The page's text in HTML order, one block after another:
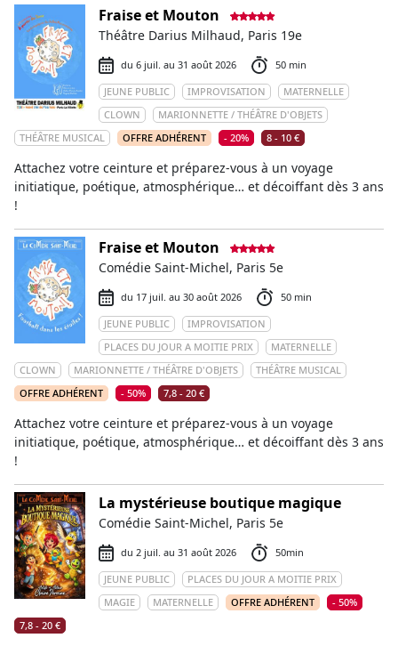
Fraise et Mouton
Théâtre Darius Milhaud, Paris 19e
du 6 juil. au 31 août 2026
50 min
JEUNE PUBLIC
IMPROVISATION
MATERNELLE
CLOWN
MARIONNETTE / THÉÂTRE D'OBJETS
THÉÂTRE MUSICAL
OFFRE ADHÉRENT - 20% 8 - 10 €
Attachez votre ceinture et préparez-vous à un voyage
initiatique, poétique, atmosphérique… et décoiffant dès 3 ans
!
Fraise et Mouton
Comédie Saint-Michel, Paris 5e
du 17 juil. au 30 août 2026
50 min
JEUNE PUBLIC
IMPROVISATION
PLACES DU JOUR A MOITIE PRIX
MATERNELLE
CLOWN
MARIONNETTE / THÉÂTRE D'OBJETS
THÉÂTRE MUSICAL
OFFRE ADHÉRENT
- 50% 7,8 - 20 €
Attachez votre ceinture et préparez-vous à un voyage
initiatique, poétique, atmosphérique… et décoiffant dès 3 ans
!
La mystérieuse boutique magique
Comédie Saint-Michel, Paris 5e
du 2 juil. au 31 août 2026
50min
JEUNE PUBLIC
PLACES DU JOUR A MOITIE PRIX
MAGIE
MATERNELLE OFFRE ADHÉRENT
- 50%
7,8 - 20 €